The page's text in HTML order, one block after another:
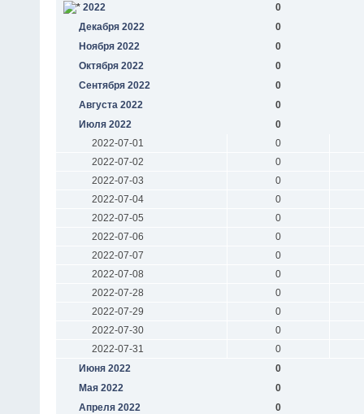
2022
0
Декабря 2022
0
Ноября 2022
0
Октября 2022
0
Сентября 2022
0
Августа 2022
0
Июля 2022
0
2022-07-01
0
2022-07-02
0
2022-07-03
0
2022-07-04
0
2022-07-05
0
2022-07-06
0
2022-07-07
0
2022-07-08
0
2022-07-28
0
2022-07-29
0
2022-07-30
0
2022-07-31
0
Июня 2022
0
Мая 2022
0
Апреля 2022
0